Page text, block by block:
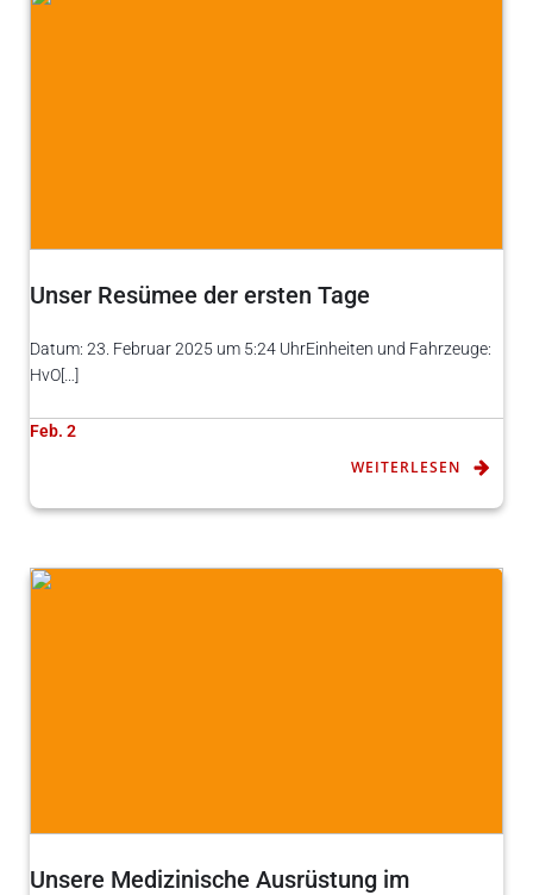
Unser Resümee der ersten Tage
Datum: 23. Februar 2025 um 5:24 UhrEinheiten und Fahrzeuge:
HvO[…]
Feb. 2
WEITERLESEN
Unsere Medizinische Ausrüstung im